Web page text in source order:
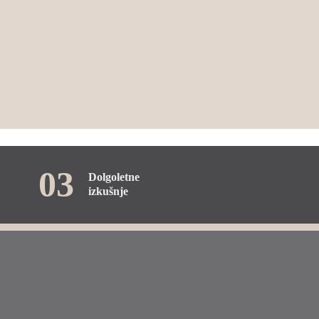
03
Dolgoletne
izkušnje